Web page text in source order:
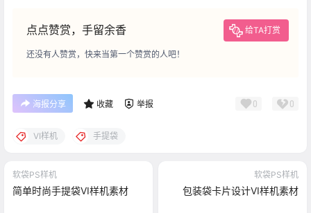
点点赞赏，手留余香 给TA打赏
还没有人赞赏，快来当第一个赞赏的人吧！
海报分享 收藏 举报 0 0
VI样机 手提袋
软袋PS样机
简单时尚手提袋VI样机素材
软袋PS样机
包装袋卡片设计VI样机素材